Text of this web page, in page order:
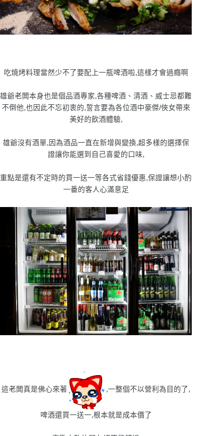
吃燒烤料理當然少不了要配上一瓶啤酒啦,這樣才會過癮啊
雄爺老闆本身也是個品酒專家,各種啤酒、清酒、威士忌都難
不倒他,也因此不忘初衷的,誓言要為各位酒中豪傑/俠女帶來
美好的飲酒體驗,
雄爺沒有酒單,因為酒品一直在新增與變換,超多樣的選擇保
證讓你能選到自己喜愛的口味,
重點是還有不定時的買一送一等各式省錢優惠,保證讓想小酌
一番的客人心滿意足
這老闆真是佛心來著 ,一整個不以營利為目的了,
啤酒還買一送一,根本就是成本價了